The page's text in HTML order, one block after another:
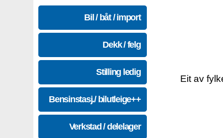
Bil / båt / import
Dekk / felg
Stilling ledig
Bensinstasj./ bilutleige++
Verkstad / delelager
Eit av